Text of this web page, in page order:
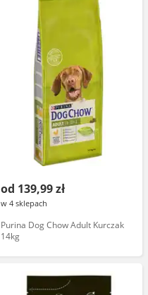
od 139,99 zł
w 4 sklepach
Purina Dog Chow Adult Kurczak
14kg